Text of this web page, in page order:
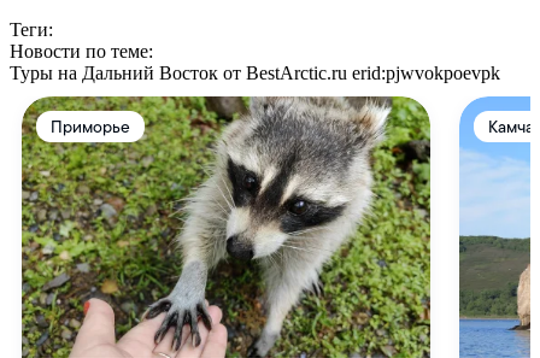
Теги:
Новости по теме:
Туры на Дальний Восток от BestArctic.ru erid:pjwvokpoevpk